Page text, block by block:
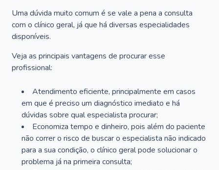
Uma dúvida muito comum é se vale a pena a consulta
com o clínico geral, já que há diversas especialidades
disponíveis.
Veja as principais vantagens de procurar esse
profissional:
Atendimento eficiente, principalmente em casos
em que é preciso um diagnóstico imediato e há
dúvidas sobre qual especialista procurar;
Economiza tempo e dinheiro, pois além do paciente
não correr o risco de buscar o especialista não indicado
para a sua condição, o clínico geral pode solucionar o
problema já na primeira consulta;